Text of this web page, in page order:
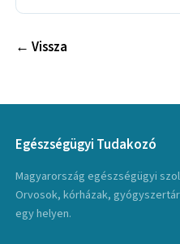
← Vissza
Egészségügyi Tudakozó
Magyarország egészségügyi
Orvosok, kórházak,
egy helyen.